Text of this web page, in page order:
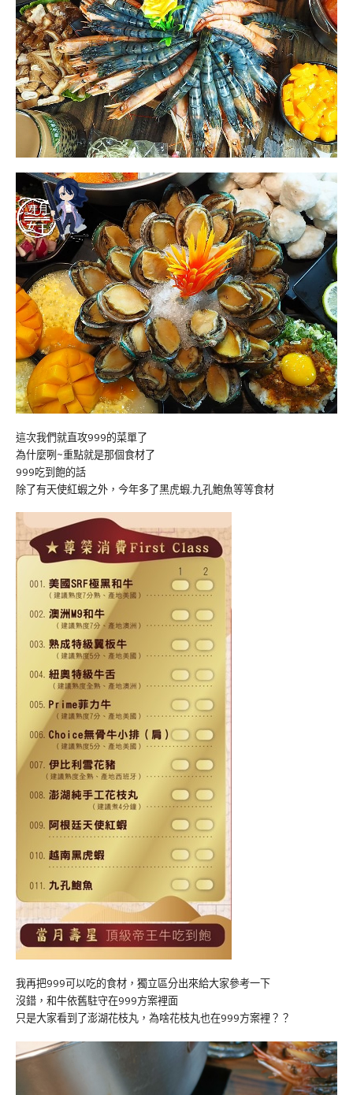
這次我們就直攻999的菜單了
為什麼咧~重點就是那個食材了
999吃到飽的話
除了有天使紅蝦之外，今年多了黑虎蝦.九孔鮑魚等等食材
我再把999可以吃的食材，獨立區分出來給大家參考一下
沒錯，和牛依舊駐守在999方案裡面
只是大家看到了澎湖花枝丸，為啥花枝丸也在999方案裡？？